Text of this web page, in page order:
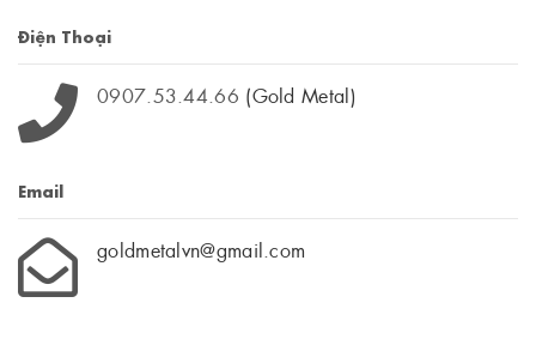
Điện Thoại
0907.53.44.66 (Gold Metal)
Email
goldmetalvn@gmail.com